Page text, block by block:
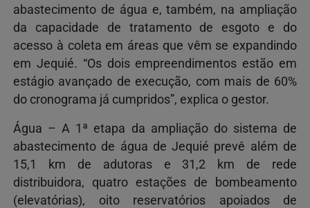
abastecimento de água e, também, na ampliação
da capacidade de tratamento de esgoto e do
acesso à coleta em áreas que vêm se expandindo
em Jequié. “Os dois empreendimentos estão em
estágio avançado de execução, com mais de 60%
do cronograma já cumpridos”, explica o gestor.
Água – A 1ª etapa da ampliação do sistema de
abastecimento de água de Jequié prevê além de
15,1 km de adutoras e 31,2 km de rede
distribuidora, quatro estações de bombeamento
(elevatórias), oito reservatórios apoiados de